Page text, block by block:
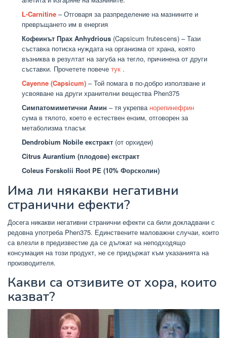
L-Carnitine – Отговаря за разпределение на мазнините и
превръщането им в енергия
Кофеинът Прах Anhydrious (Capsicum frutescens) – Тази
съставка потиска нуждата на организма от храна, която
възниква в резултат на загуба на тегло, причинена от други
съставки. Прочетете повече тук .
Cayenne (Capsicum) – Той помага в по-добро използване и
усвояване на други хранителни вещества Phen375
Симпатомиметични Амин – тя укрепва норепинефрин
сума в тялото, което е естествен ензим, отговорен за
метаболизма тласък
Dendrobium Nobile екстракт (от орхидеи)
Citrus Aurantium (плодове) екстракт
Coleus Forskolii Root PE (10% Форсколин)
Има ли някакви негативни
странични ефекти?
Досега никакви негативни странични ефекти са били докладвани с
редовна употреба Phen375. Единствените маловажни случаи, които
са влезли в предизвестие да се дължат на неподходящо
консумация на този продукт, не се придържат към указанията на
производителя.
Какви са отзивите от хора, които
казват?